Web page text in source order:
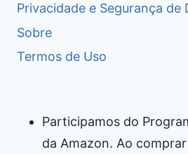
Privacidade e Segurança de
Sobre
Termos de Uso
Participamos do
da Amazon. Ao